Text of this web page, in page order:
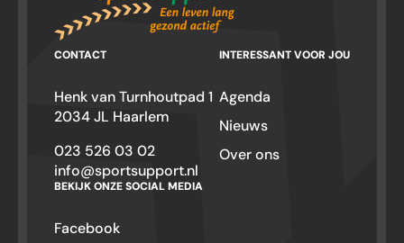
CONTACT
Henk van Turnhoutpad 1
2034 JL Haarlem
023 526 03 02
info@sportsupport.nl
INTERESSANT VOOR JOU
Agenda
Nieuws
Over ons
BEKIJK ONZE SOCIAL MEDIA
Facebook